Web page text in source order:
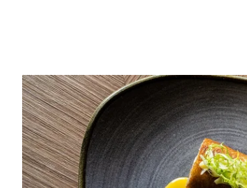
Hôtel Le Strato
661 Rue de Bellecôte
73120 Courchevel 1850 - France
Tel. :+33 4 79 41 51 60
Mail. :info@hotelstrato.com